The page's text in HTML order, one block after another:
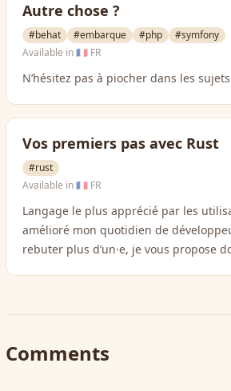
Autre chose ?
#behat #embarque #php
#symfony
Available in🇫🇷 FR
N’hésitez pas à piocher dans les
Vos premiers pas avec Rust
#rust
Available in🇫🇷 FR
Langage le plus apprécié par les
amélioré mon quotidien de
rebuter plus d’un·e, je vous propose
Comments